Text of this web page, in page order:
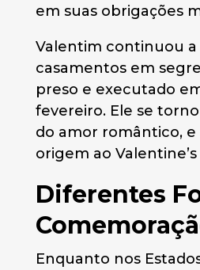
em suas obrigações
Valentim continuou a
casamentos em
preso e executado
fevereiro. Ele se
do amor romântico, e
origem ao Valentine’s
Diferentes
Enquanto nos